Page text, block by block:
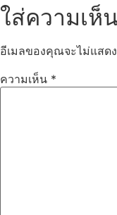
ใส่ความเห็น
อีเมลของคุณจะไม่แสด
ความเห็น *